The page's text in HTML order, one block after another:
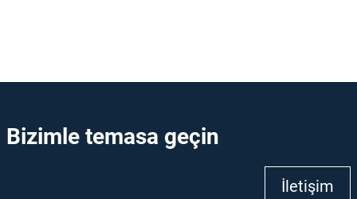
Bizimle temasa geçin
İletişim